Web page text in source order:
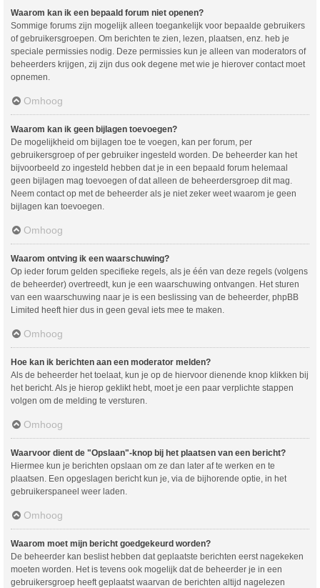
Waarom kan ik een bepaald forum niet openen?
Sommige forums zijn mogelijk alleen toegankelijk voor bepaalde gebruikers
of gebruikersgroepen. Om berichten te zien, lezen, plaatsen, enz. heb je
speciale permissies nodig. Deze permissies kun je alleen van moderators of
beheerders krijgen, zij zijn dus ook degene met wie je hierover contact moet
opnemen.
Omhoog
Waarom kan ik geen bijlagen toevoegen?
De mogelijkheid om bijlagen toe te voegen, kan per forum, per
gebruikersgroep of per gebruiker ingesteld worden. De beheerder kan het
bijvoorbeeld zo ingesteld hebben dat je in een bepaald forum helemaal
geen bijlagen mag toevoegen of dat alleen de beheerdersgroep dit mag.
Neem contact op met de beheerder als je niet zeker weet waarom je geen
bijlagen kan toevoegen.
Omhoog
Waarom ontving ik een waarschuwing?
Op ieder forum gelden specifieke regels, als je één van deze regels (volgens
de beheerder) overtreedt, kun je een waarschuwing ontvangen. Het sturen
van een waarschuwing naar je is een beslissing van de beheerder, phpBB
Limited heeft hier dus in geen geval iets mee te maken.
Omhoog
Hoe kan ik berichten aan een moderator melden?
Als de beheerder het toelaat, kun je op de hiervoor dienende knop klikken bij
het bericht. Als je hierop geklikt hebt, moet je een paar verplichte stappen
volgen om de melding te versturen.
Omhoog
Waarvoor dient de "Opslaan"-knop bij het plaatsen van een bericht?
Hiermee kun je berichten opslaan om ze dan later af te werken en te
plaatsen. Een opgeslagen bericht kun je, via de bijhorende optie, in het
gebruikerspaneel weer laden.
Omhoog
Waarom moet mijn bericht goedgekeurd worden?
De beheerder kan beslist hebben dat geplaatste berichten eerst nagekeken
moeten worden. Het is tevens ook mogelijk dat de beheerder je in een
gebruikersgroep heeft geplaatst waarvan de berichten altijd nagelezen